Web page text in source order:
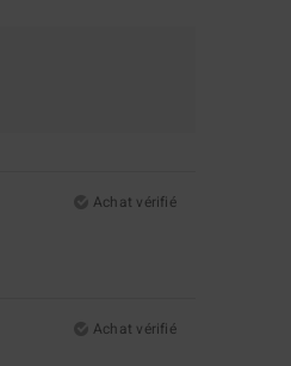
Achat vérifié
Achat vérifié